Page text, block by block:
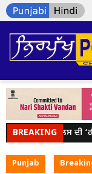
BREAKING
ਪੰਜਾਬ ਪੁਲਿਸ ਦੀ
Punjab